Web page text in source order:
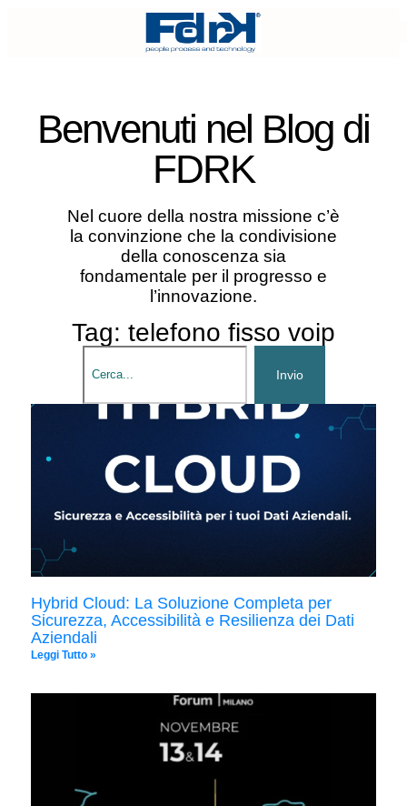
Benvenuti nel Blog di
FDRK
Nel cuore della nostra missione c’è
la convinzione che la condivisione
della conoscenza sia
fondamentale per il progresso e
l’innovazione.
Tag: telefono fisso voip
Invio
Hybrid Cloud: La Soluzione Completa per
Sicurezza, Accessibilità e Resilienza dei Dati
Aziendali
Leggi Tutto »